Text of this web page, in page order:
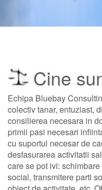
Cine
Echipa Bluebay
colectiv tanar, entuziast,
consilierea necesara in
primii pasi necesari
cu suportul necesar de
desfasurarea activitatii
care se pot ivi:
social, transmitere parti